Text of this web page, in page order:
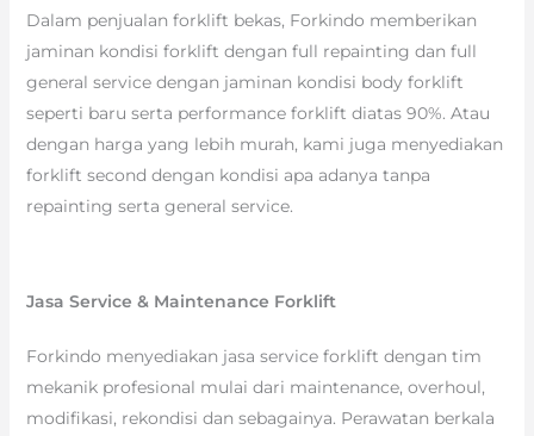
Dalam penjualan forklift bekas, Forkindo memberikan
jaminan kondisi forklift dengan full repainting dan full
general service dengan jaminan kondisi body forklift
seperti baru serta performance forklift diatas 90%. Atau
dengan harga yang lebih murah, kami juga menyediakan
forklift second dengan kondisi apa adanya tanpa
repainting serta general service.
Jasa Service & Maintenance Forklift
Forkindo menyediakan jasa service forklift dengan tim
mekanik profesional mulai dari maintenance, overhoul,
modifikasi, rekondisi dan sebagainya. Perawatan berkala